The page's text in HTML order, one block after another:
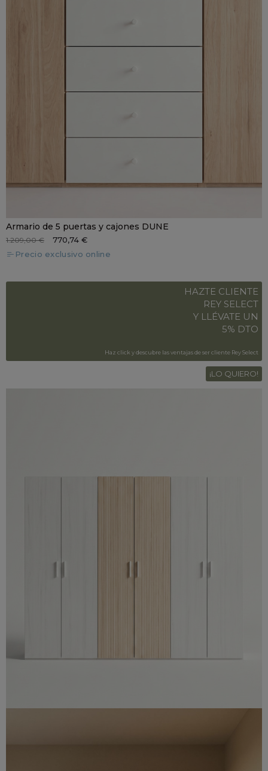
Armario de 5 puertas y cajones DUNE
1.209,00 €
770,74 €
Precio exclusivo online
HAZTE CLIENTE
REY SELECT
Y LLÉVATE UN
5% DTO
Haz click y descubre las ventajas de ser cliente Rey Select
¡LO QUIERO!